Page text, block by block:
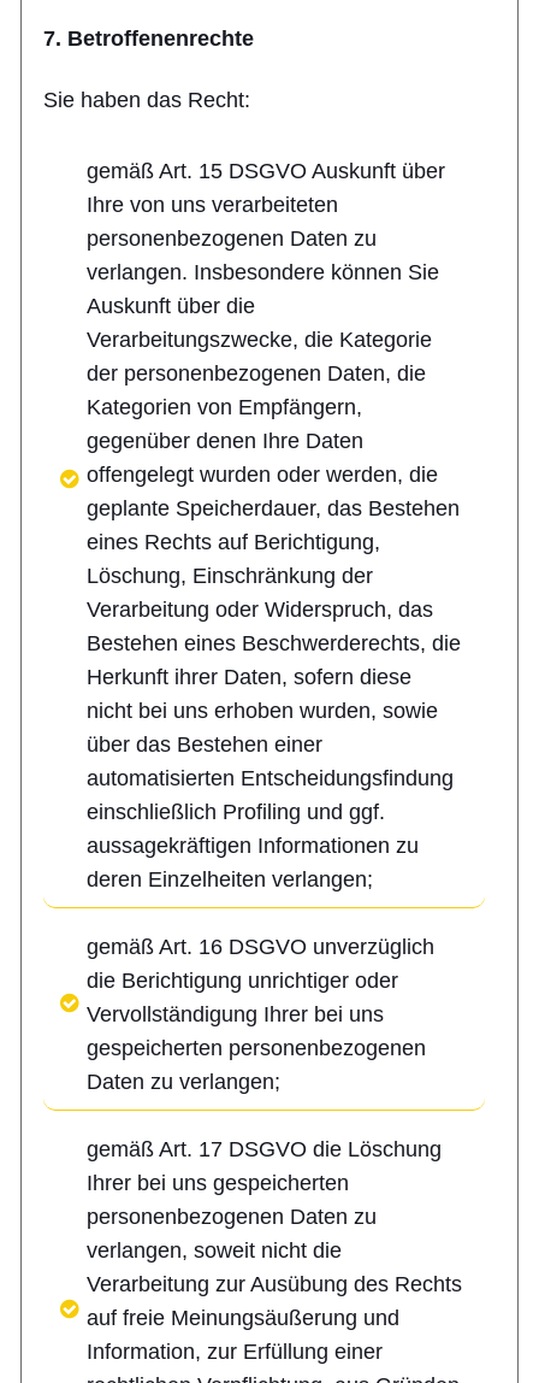
7. Betroffenenrechte
Sie haben das Recht:
gemäß Art. 15 DSGVO Auskunft über
Ihre von uns verarbeiteten
personenbezogenen Daten zu
verlangen. Insbesondere können Sie
Auskunft über die
Verarbeitungszwecke, die Kategorie
der personenbezogenen Daten, die
Kategorien von Empfängern,
gegenüber denen Ihre Daten
offengelegt wurden oder werden, die
geplante Speicherdauer, das Bestehen
eines Rechts auf Berichtigung,
Löschung, Einschränkung der
Verarbeitung oder Widerspruch, das
Bestehen eines Beschwerderechts, die
Herkunft ihrer Daten, sofern diese
nicht bei uns erhoben wurden, sowie
über das Bestehen einer
automatisierten Entscheidungsfindung
einschließlich Profiling und ggf.
aussagekräftigen Informationen zu
deren Einzelheiten verlangen;
gemäß Art. 16 DSGVO unverzüglich
die Berichtigung unrichtiger oder
Vervollständigung Ihrer bei uns
gespeicherten personenbezogenen
Daten zu verlangen;
gemäß Art. 17 DSGVO die Löschung
Ihrer bei uns gespeicherten
personenbezogenen Daten zu
verlangen, soweit nicht die
Verarbeitung zur Ausübung des Rechts
auf freie Meinungsäußerung und
Information, zur Erfüllung einer